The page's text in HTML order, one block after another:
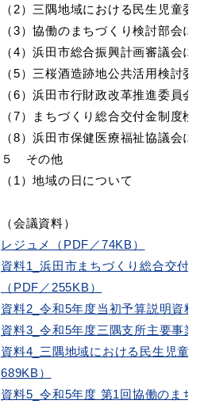
子育て
就職・退職
おくやみ
（2）三隅地域における民生児童
（3）協働のまちづくり検討部会に
（4）浜田市総合振興計画審議会に
（5）三桜酒造跡地公共活用検討委
（6）浜田市行財政改革推進委員会
（7）まちづくり総合交付金制度検
（8）浜田市保健医療福祉協議会に
５ その他
（1）地域の日について
（会議資料）
レジュメ（PDF／74KB）
資料1_浜田市まちづくり総合交付
（PDF／255KB）
資料2_令和5年度当初予算説明資
資料3_令和5年度三隅支所主要事業
資料4_三隅地域における民生児童
689KB）
資料5_令和5年度 第1回協働のまち